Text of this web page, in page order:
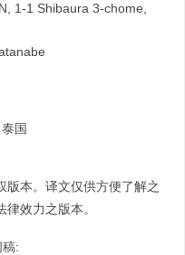
1-1 Shibaura 3-chome,
国
版本。译文仅供方便了解之
效力之版本。
: